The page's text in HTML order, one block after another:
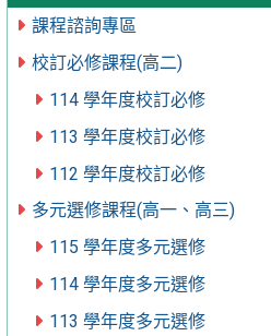
課程諮詢專區
校訂必修課程(高二)
114 學年度校訂必修
113 學年度校訂必修
112 學年度校訂必修
多元選修課程(高一、高三)
115 學年度多元選修
114 學年度多元選修
113 學年度多元選修